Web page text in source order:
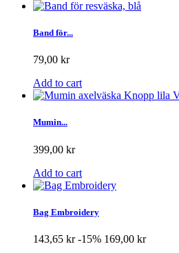
Band för...
79,00 kr
Add to cart
Mumin...
399,00 kr
Add to cart
Bag Embroidery
143,65 kr -15% 169,00 kr